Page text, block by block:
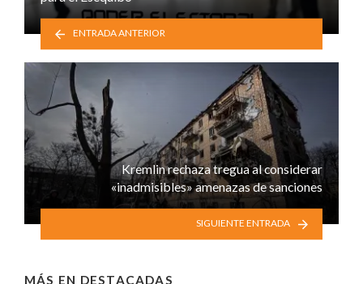
ENTRADA ANTERIOR
Kremlin rechaza tregua al considerar
«inadmisibles» amenazas de sanciones
SIGUIENTE ENTRADA
MÁS EN DESTACADAS